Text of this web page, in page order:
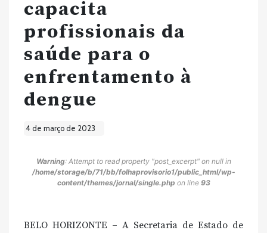
capacita
profissionais da
saúde para o
enfrentamento à
dengue
4 de março de 2023
Warning: Attempt to read property "post_excerpt" on null in
/home/storage/b/71/bb/folhaprovisorio1/public_html/wp-
content/themes/jornal/single.php on line 93
BELO HORIZONTE – A Secretaria de Estado de